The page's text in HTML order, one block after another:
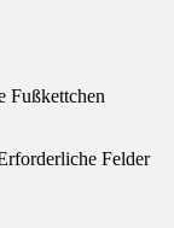
Fußkettchen
Felder